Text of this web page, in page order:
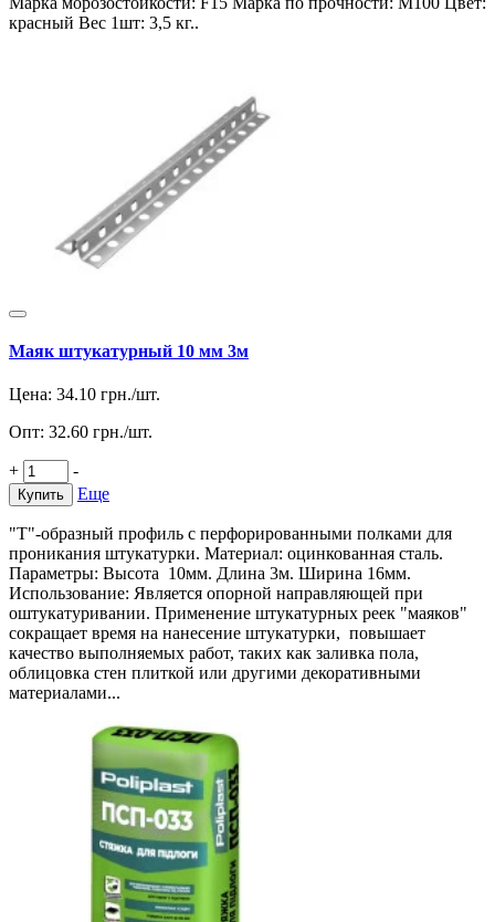
красный Вес 1шт: 3,5 кг..
Маяк штукатурный 10 мм 3м
Цена: 34.10 грн./шт.
Опт: 32.60 грн./шт.
+ -
Купить Еще
"Т"-образный профиль с перфорированными полками для
проникания штукатурки. Материал: оцинкованная сталь.
Параметры: Высота 10мм. Длина 3м. Ширина 16мм.
Использование: Является опорной направляющей при
оштукатуривании. Применение штукатурных реек "маяков"
сокращает время на нанесение штукатурки, повышает
качество выполняемых работ, таких как заливка пола,
облицовка стен плиткой или другими декоративными
материалами...